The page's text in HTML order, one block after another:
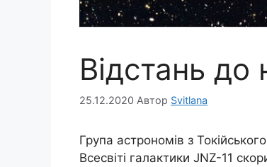
Відстань до
25.12.2020 Автор Svitlana
Група астрономів з
Всесвіті галактики JNZ-11